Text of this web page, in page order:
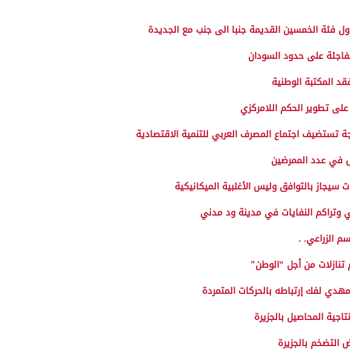
فئة الخمسين القديمة جنبا الى جنب مع الجديدة
على حدود السودان
المكتبة الوطنية
تطوير الحكم اللامركزي
تستضيف اجتماع المصرف العربي للتنمية الاقتصادية
في عدد الممرضين
سيجاز بالتوافق وليس الأغلبية الميكانيكية
وتراكم النفايات في مدينة ود مدني
الزراعي. .
من أجل “الوطن”
لفك إرتباطه بالحركات المتمردة
بالجزيرة